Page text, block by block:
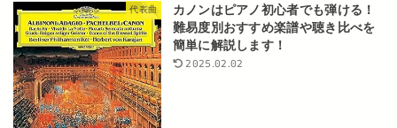
代表曲
カノンはピアノ初心者でも弾ける！
難易度別おすすめ楽譜や聴き比べを
簡単に解説します！
2025.02.02